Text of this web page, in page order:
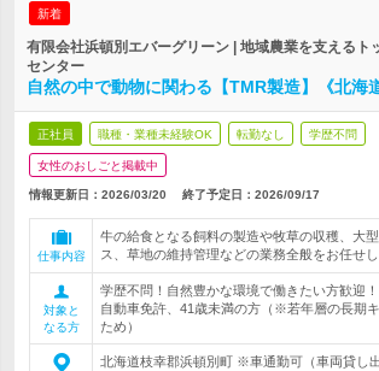
新着
有限会社浜頓別エバーグリーン | 地域農業を支えるト
センター
自然の中で動物に関わる【TMR製造】《北海
正社員 職種・業種未経験OK 転勤なし 学歴不問
女性のおしごと掲載中
情報更新日：2026/03/20 終了予定日： 2026/09/17
仕事内容
牛の給食となる飼料の製造や牧草の収穫、大
ス、草地の維持管理などの業務全般をお任せし
対象と
なる方
学歴不問！自然豊かな環境で働きたい方歓迎
自動車免許、41歳未満の方（※若年層の長期
ため）
北海道枝幸郡浜頓別町 ※車通勤可（車両貸し